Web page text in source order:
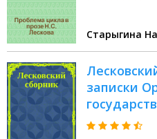
Старыгина
записки